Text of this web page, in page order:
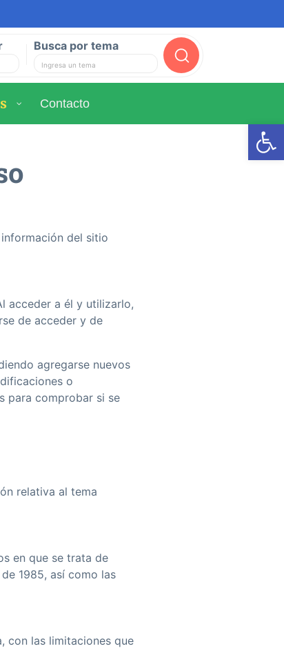
Busca por tema
Buscar
s Contacto
del sitio
acceder a él y utilizarlo,
de acceder y de
agregarse nuevos
o
para comprobar si se
relativa al tema
en que se trata de
1985, así­ como las
con las limitaciones que